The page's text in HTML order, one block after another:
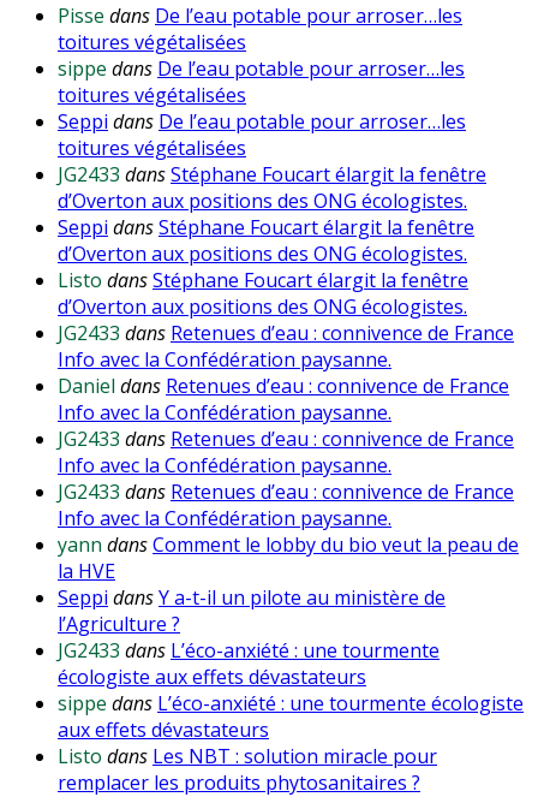
Pisse dans De l’eau potable pour arroser…les
toitures végétalisées
sippe dans De l’eau potable pour arroser…les
toitures végétalisées
Seppi dans De l’eau potable pour arroser…les
toitures végétalisées
JG2433 dansStéphane Foucart élargit la fenêtre
d’Overton aux positions des ONG écologistes.
Seppi dansStéphane Foucart élargit la fenêtre
d’Overton aux positions des ONG écologistes.
Listo dansStéphane Foucart élargit la fenêtre
d’Overton aux positions des ONG écologistes.
JG2433 dans Retenues d’eau : connivence de France
Info avec la Confédération paysanne.
Daniel dans Retenues d’eau : connivence de France
Info avec la Confédération paysanne.
JG2433 dans Retenues d’eau : connivence de France
Info avec la Confédération paysanne.
JG2433 dans Retenues d’eau : connivence de France
Info avec la Confédération paysanne.
yann dansComment le lobby du bio veut la peau de
la HVE
Seppi dansY a-t-il un pilote au ministère de
l’Agriculture ?
JG2433 dans L’éco-anxiété : une tourmente
écologiste aux effets dévastateurs
sippe dans L’éco-anxiété : une tourmente écologiste
aux effets dévastateurs
Listo dans Les NBT : solution miracle pour
remplacer les produits phytosanitaires ?